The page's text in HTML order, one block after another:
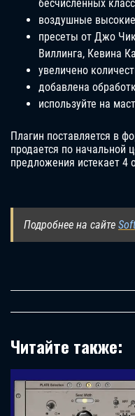
бесчисленных
воздушные
пресеты от Джо
Виллинга, Кевина
увеличено
добавлена
используйте на
Плагин поставляется в
продается по начальной
предложения истекает 4
Подробнее на сайте
Читайте также: